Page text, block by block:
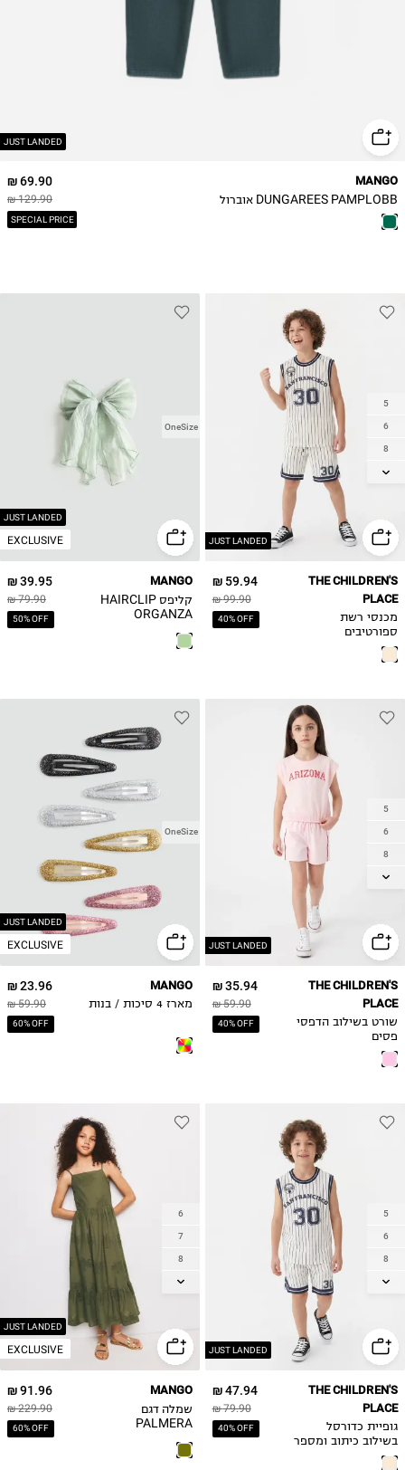
JUST LANDED
69.90 ₪
129.90 ₪
SPECIAL PRICE
MANGO
DUNGAREES PAMPLOBB אוברול
JUST LANDED
5
6
8
10
59.94 ₪
99.90 ₪
40% OFF
THE CHILDREN'S
PLACE
מכנסי רשת
ספורטיבים
JUST LANDED
EXCLUSIVE
OneSize
39.95 ₪
79.90 ₪
50% OFF
MANGO
קליפס HAIRCLIP
ORGANZA
JUST LANDED
5
6
8
10
35.94 ₪
59.90 ₪
40% OFF
THE CHILDREN'S
PLACE
שורט בשילוב הדפסי
פסים
JUST LANDED
EXCLUSIVE
OneSize
23.96 ₪
59.90 ₪
60% OFF
MANGO
מארז 4 סיכות / בנות
JUST LANDED
5
6
8
10
47.94 ₪
79.90 ₪
40% OFF
THE CHILDREN'S
PLACE
גופיית כדורסל
בשילוב כיתוב ומספר
JUST LANDED
EXCLUSIVE
6
7
8
9
12
13-14Y
91.96 ₪
229.90 ₪
60% OFF
MANGO
שמלה דגם
PALMERA